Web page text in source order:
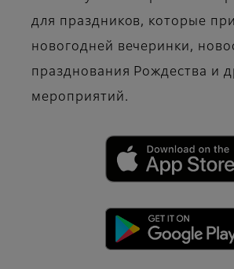
для праздников, которые
новогодней вечеринки,
празднования Рождества и
мероприятий.